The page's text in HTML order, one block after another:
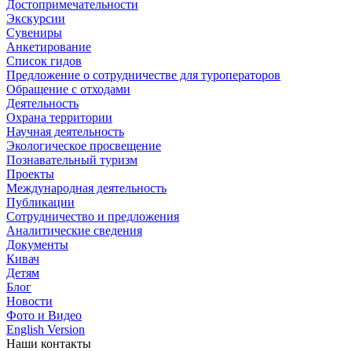
Достопримечательности
Экскурсии
Сувениры
Анкетирование
Список гидов
Предложение о сотрудничестве для туроператоров
Обращение с отходами
Деятельность
Охрана территории
Научная деятельность
Экологическое просвещение
Познавательный туризм
Проекты
Международная деятельность
Публикации
Сотрудничество и предложения
Аналитические сведения
Документы
Кивач
Детям
Блог
Новости
Фото и Видео
English Version
Наши контакты